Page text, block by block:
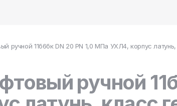
ручной 11б6бк DN 20 PN 1,0 МПа УХЛ4, корпус
ручной